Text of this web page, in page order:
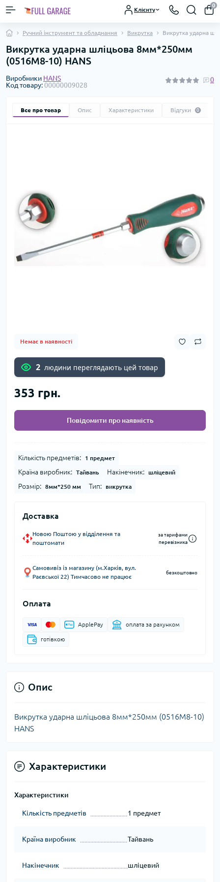
Клієнту
0
Ручний інструмент та обладнання Викрутка Викрутка ударна
Викрутка ударна шліцьова 8мм*250мм
(0516M8-10) HANS
Виробники HANS
Код товару:00000009028
0
Все про товар Опис Характеристики Відгуки 0
Немає в наявності
2 людини переглядають цей товар
353 грн.
Повідомити про наявність
Кількість предметів: 1 предмет
Країна виробник: Тайвань Накінечник: шліцевий
Розмір: 8мм*250 мм Тип: викрутка
Доставка
Новою Поштою у відділення та
поштомати
за тарифами
перевізника
Самовивіз із магазину (м.Харків, вул.
Раєвської 22) Тимчасово не працює
безкоштовно
Оплата
ApplePay оплата за рахунком
готівкою
Опис
Викрутка ударна шліцьова 8мм*250мм (0516M8-10)
HANS
Характеристики
Характеристики
Кількість предметів 1 предмет
Країна виробник Тайвань
Накінечник шліцевий